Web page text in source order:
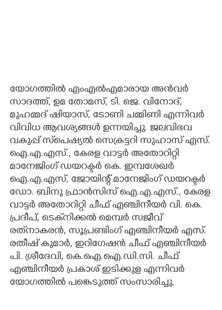
യോഗത്തില്‍ എംഎല്‍എമാരായ അന്‍വര്‍
സാദത്ത്, ഉമ തോമസ്, ടി. ജെ. വിനോദ്,
മുഹമ്മദ് ഷിയാസ്, ടോണി ചമ്മിണി എന്നിവര്‍
വിവിധ ആവശ്യങ്ങള്‍ ഉന്നയിച്ചു. ജലവിഭവ
വകുപ്പ് സ്‌പെഷ്യല്‍ സെക്രട്ടറി സുഹാസ് എസ്.
ഐ.എ.എസ്., കേരള വാട്ടര്‍ അതോറിറ്റി
മാനേജിംഗ് ഡയറക്ടര്‍ കെ. ഇമ്പശേഖര്‍
ഐ.എ.എസ്, ജോയിന്റ് മാനേജിംഗ് ഡയറക്ടര്‍
ഡോ. ബിനു ഫ്രാന്‍സിസ് ഐ.എ.എസ്., കേരള
വാട്ടര്‍ അതോറിറ്റി ചീഫ് എഞ്ചിനീയര്‍ വി. കെ.
പ്രദീപ്, ടെക്‌നിക്കല്‍ മെമ്പര്‍ സജീവ്
രത്‌നാകരന്‍, സൂപ്രണ്ടിംഗ് എഞ്ചിനീയര്‍ എസ്.
രതീഷ് കുമാര്‍, ഇറിഗേഷന്‍ ചീഫ് എഞ്ചിനീയര്‍
പി. ശ്രീദേവി, കെ.ഐ.ഐ.ഡി.സി. ചീഫ്
എഞ്ചിനീയര്‍ പ്രകാശ് ഇടിക്കുള എന്നിവര്‍
യോഗത്തില്‍ പങ്കെടുത്ത് സംസാരിച്ചു.